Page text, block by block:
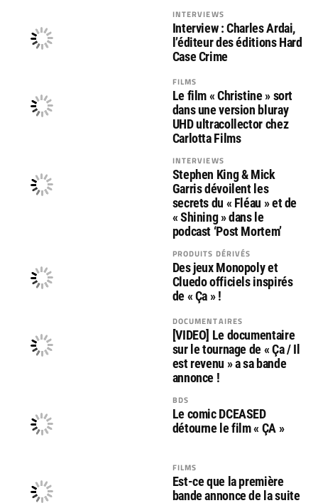
INTERVIEWS
Interview : Charles Ardai,
l’éditeur des éditions Hard
Case Crime
FILMS
Le film « Christine » sort
dans une version bluray
UHD ultracollector chez
Carlotta Films
INTERVIEWS
Stephen King & Mick
Garris dévoilent les
secrets du « Fléau » et de
« Shining » dans le
podcast ‘Post Mortem’
PRODUITS DÉRIVÉS
Des jeux Monopoly et
Cluedo officiels inspirés
de « Ça » !
DOCUMENTAIRES
[VIDEO] Le documentaire
sur le tournage de « Ça / Il
est revenu » a sa bande
annonce !
BDS
Le comic DCEASED
détourne le film « ÇA »
FILMS
Est-ce que la première
bande annonce de la suite